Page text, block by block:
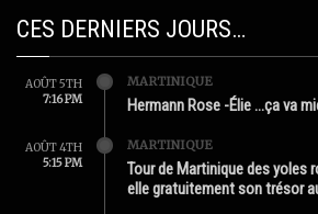
CES DERNIERS JOURS…
AOÛT 5TH
7:16 PM
MARTINIQUE
Hermann Rose -Élie …ça va
AOÛT 4TH
5:15 PM
MARTINIQUE
Tour de Martinique des yoles
elle gratuitement son trésor